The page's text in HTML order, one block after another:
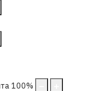
100%